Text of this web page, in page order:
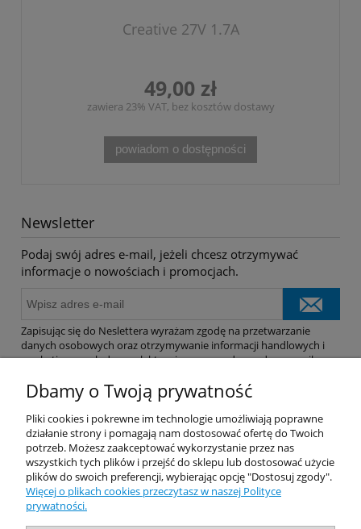
Creative 27V 1.7A
49,00 zł
zawiera 23% VAT, bez kosztów dostawy
powiadom o dostępności
Newsletter
Podaj swój adres e-mail, jeżeli chcesz otrzymywać
informacje o nowościach i promocjach.
Zapisując się do Neslettera wyrażam zgodę na przetwarzanie
danych osobowych oraz otrzymywanie informacji handlowych i
marketingowych drogą elektroniczną na podany adres e-mail.
Pomoc
Dostawa
Moje konto
Dbamy o Twoją prywatność
Pliki cookies i pokrewne im technologie umożliwiają poprawne
działanie strony i pomagają nam dostosować ofertę do Twoich
potrzeb. Możesz zaakceptować wykorzystanie przez nas
wszystkich tych plików i przejść do sklepu lub dostosować użycie
plików do swoich preferencji, wybierając opcję "Dostosuj zgody".
Więcej o plikach cookies przeczytasz w naszej Polityce
prywatności.